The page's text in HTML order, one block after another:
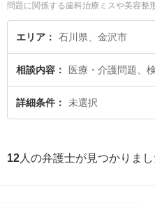
問題に関係する歯科治療ミスや美容整
な分野での絞り込み検索もでき便利で
弁護士や金沢たけうち法律事務所の竹
に弁護士に相談したい』『検査ミスに
な近くの弁護士を検索したい』『初回
律相談できる金沢市内の弁護士に相談
エリア 石川県、金沢市
相談内容 医療・介護問題、
詳細条件 未選択
12 人の弁護士が見つかりまし